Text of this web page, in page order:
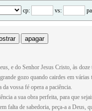
cp: vs:
e do Senhor Jesus Cristo, às doze
gozo quando cairdes em várias
da vossa fé opera a paciência.
a sua obra perfeita, para que
falta de sabedoria, peça-a a Deus,